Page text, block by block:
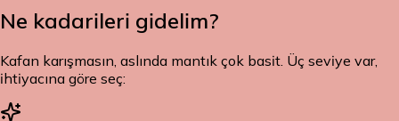
Ne kadarileri gidelim?
Kafan karışmasın, aslında mantık çok basit. Üç seviye var,
ihtiyacına göre seç: